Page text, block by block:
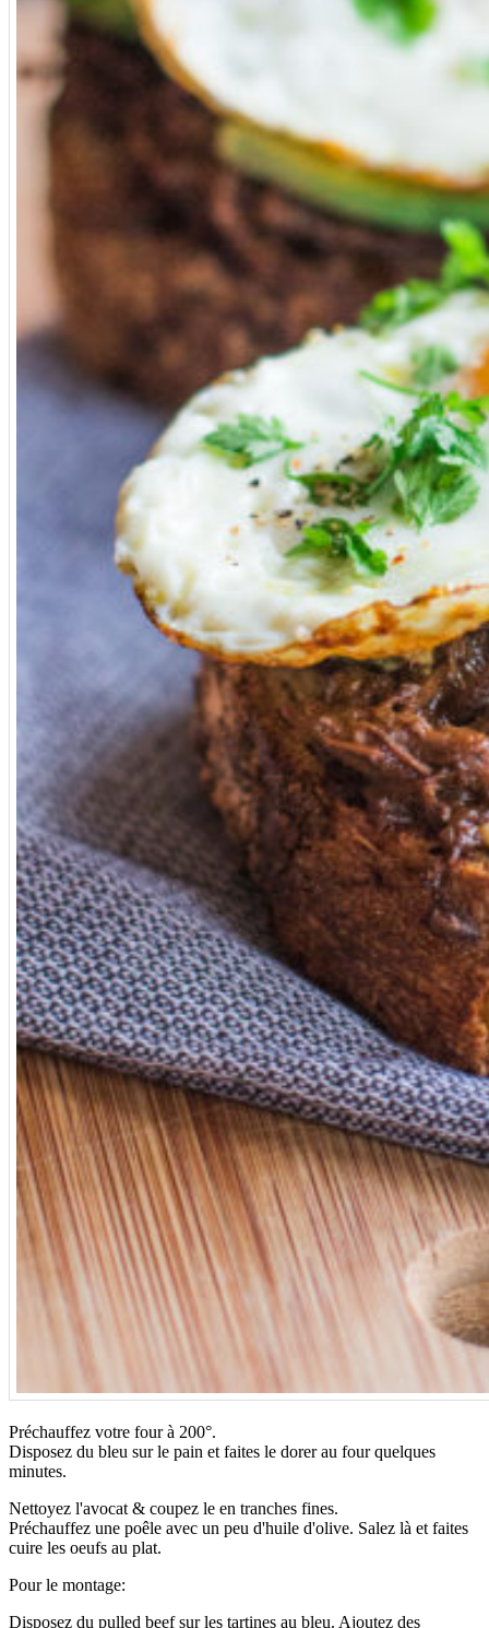
Préchauffez votre four à 200°.
Disposez du bleu sur le pain et faites le dorer au four quelques
minutes.
Nettoyez l'avocat & coupez le en tranches fines.
Préchauffez une poêle avec un peu d'huile d'olive. Salez là et faites
cuire les oeufs au plat.
Pour le montage:
Disposez du pulled beef sur les tartines au bleu. Ajoutez des